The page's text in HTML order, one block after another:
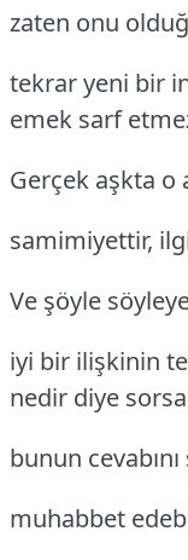
zaten onu
tekrar yeni bir
emek sarf
Gerçek aşkta o
samimiyettir,
Ve şöyle
iyi bir ilişkinin
nedir diye
bunun
muhabbet